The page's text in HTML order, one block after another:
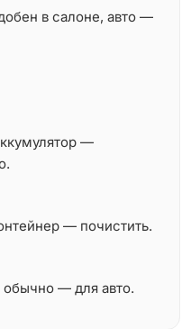
в салоне, авто —
—
— почистить.
обычно — для авто.